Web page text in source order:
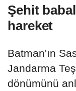
Şehit
hareket
Batman'ın
Jandarma
dönümünü